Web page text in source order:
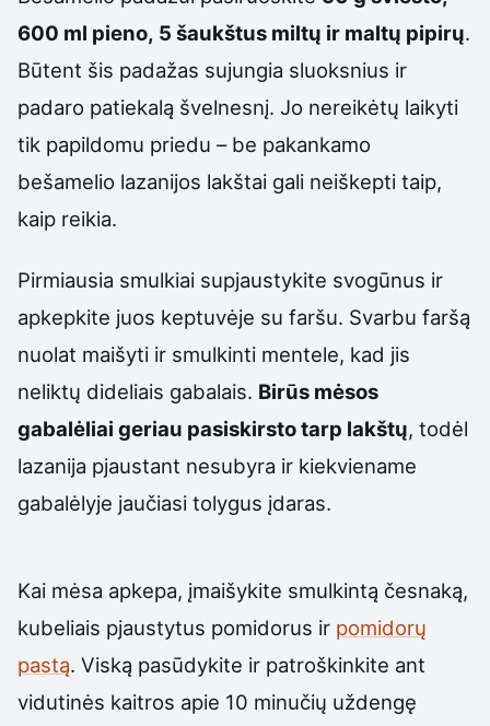
600 ml pieno, 5 šaukštus miltų ir maltų pipirų.
Būtent šis padažas sujungia sluoksnius ir
padaro patiekalą švelnesnį. Jo nereikėtų laikyti
tik papildomu priedu – be pakankamo
bešamelio lazanijos lakštai gali neiškepti taip,
kaip reikia.
Pirmiausia smulkiai supjaustykite svogūnus ir
apkepkite juos keptuvėje su faršu. Svarbu faršą
nuolat maišyti ir smulkinti mentele, kad jis
neliktų dideliais gabalais. Birūs mėsos
gabalėliai geriau pasiskirsto tarp lakštų, todėl
lazanija pjaustant nesubyra ir kiekviename
gabalėlyje jaučiasi tolygus įdaras.
Kai mėsa apkepa, įmaišykite smulkintą česnaką,
kubeliais pjaustytus pomidorus ir pomidorų
pastą. Viską pasūdykite ir patroškinkite ant
vidutinės kaitros apie 10 minučių uždengę